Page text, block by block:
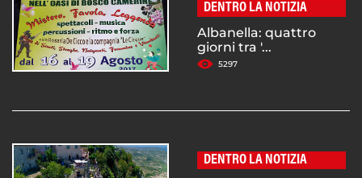
DENTRO LA NOTIZIA
Albanella: quattro
giorni tra '...
5297
DENTRO LA NOTIZIA